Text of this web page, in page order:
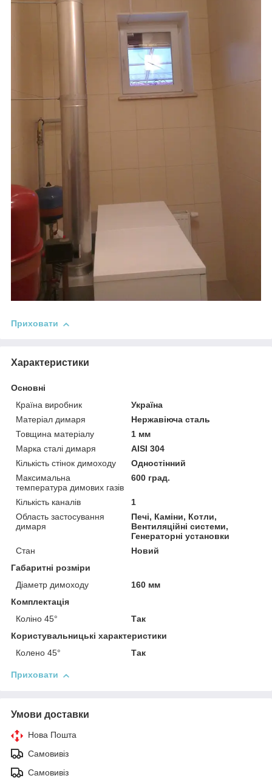
Приховати
Характеристики
Основні
Країна виробник
Україна
Матеріал димаря
Нержавіюча сталь
Товщина матеріалу
1 мм
Марка сталі димаря
AISI 304
Кількість стінок димоходу
Одностінний
Максимальна
температура димових газів
600 град.
Кількість каналів
1
Область застосування
димаря
Печі, Каміни, Котли,
Вентиляційні системи,
Генераторні установки
Стан
Новий
Габаритні розміри
Діаметр димоходу
160 мм
Комплектація
Коліно 45°
Так
Користувальницькі характеристики
Колено 45°
Так
Приховати
Умови доставки
Нова Пошта
Самовивіз
Самовивіз